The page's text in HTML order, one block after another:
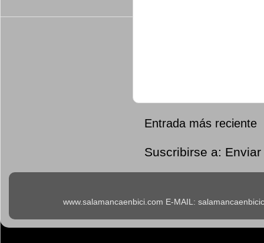
Entrada más reciente
Suscribirse a:
www.salamancaenbici.com E-MAIL: